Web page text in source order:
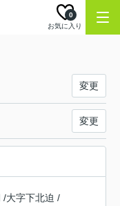
お気に入り
0
変更
変更
/大字下北迫 /